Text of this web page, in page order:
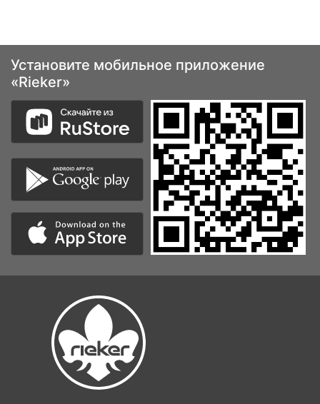
Установите мобильное приложение
«Rieker»